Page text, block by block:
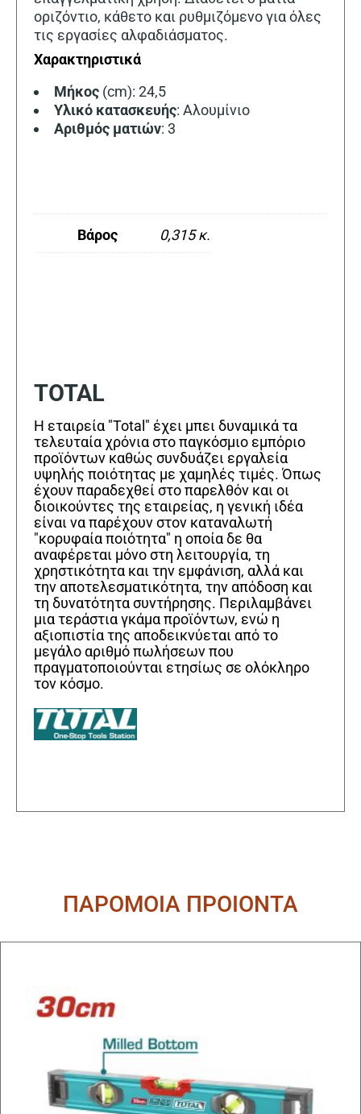
οριζόντιο, κάθετο και ρυθμιζόμενο για όλες
τις εργασίες αλφαδιάσματος.
Χαρακτηριστικά
Μήκος (cm): 24,5
Υλικό κατασκευής: Αλουμίνιο
Αριθμός ματιών: 3
Βάρος 0,315 κ.
TOTAL
Η εταιρεία "Total" έχει μπει δυναμικά τα
τελευταία χρόνια στο παγκόσμιο εμπόριο
προϊόντων καθώς συνδυάζει εργαλεία
υψηλής ποιότητας με χαμηλές τιμές. Όπως
έχουν παραδεχθεί στο παρελθόν και οι
διοικούντες της εταιρείας, η γενική ιδέα
είναι να παρέχουν στον καταναλωτή
"κορυφαία ποιότητα" η οποία δε θα
αναφέρεται μόνο στη λειτουργία, τη
χρηστικότητα και την εμφάνιση, αλλά και
την αποτελεσματικότητα, την απόδοση και
τη δυνατότητα συντήρησης. Περιλαμβάνει
μια τεράστια γκάμα προϊόντων, ενώ η
αξιοπιστία της αποδεικνύεται από το
μεγάλο αριθμό πωλήσεων που
πραγματοποιούνται ετησίως σε ολόκληρο
τον κόσμο.
ΠΑΡΟΜΟΙΑ ΠΡΟΙΟΝΤΑ